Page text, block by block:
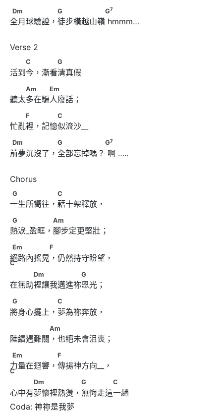
Dm　　　　　 G　　　　　　G
Dm G G7
全月球驗證，徒步橫越山嶺 hmmm…
C　 　　G
C G
活到今，漸看清真假
Am　　　Em
Am Em
聽太多在騙人廢話；
F　 　　C
F C
忙亂裡，記憶似流沙__
Dm　　　　　 G　　　　　 G
Dm G G7
前夢沉沒了，全部忘掉嗎？ 啊 …..
G　　　　　 C
G C
一生所嚮往，藉十架釋放，
G　　 　　 Am
G Am
熱涙_盈眶，腳步定更堅壯；
Em　　　　　F 　　　　　　  C
Em F
C
絕路內搖晃，仍然持守盼望，
Dm　　　　　　G
Dm G
在無助裡讓我邁進祢恩光；
G　　　　　 C
G C
將身心擺上，夢為祢奔放，
Am
Am
陸續遇難關，也絕未會沮喪；
Em　　　　　 F　　　　　    C
Em F
C
力量在迴響，傳揚神方向__，
Dm　　　　　 G　　　　C
Dm G C
心中有夢懷裡熱燙，無悔走這一趟
Coda: 神祢是我夢